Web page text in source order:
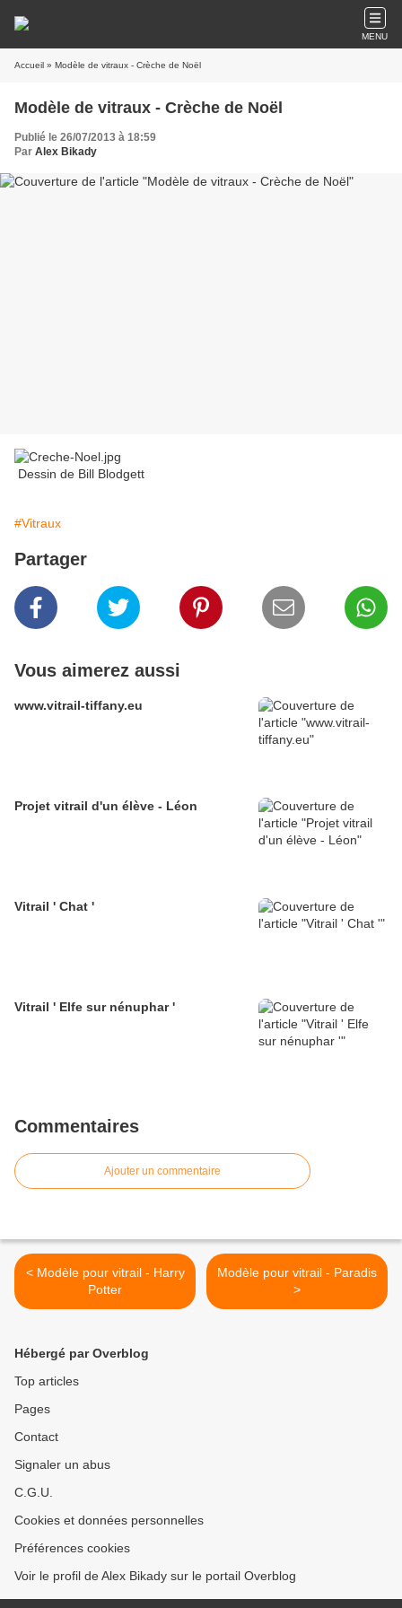
MENU
Accueil » Modèle de vitraux - Crèche de Noël
Modèle de vitraux - Crèche de Noël
Publié le 26/07/2013 à 18:59
Par Alex Bikady
Dessin de Bill Blodgett
#Vitraux
Partager
Vous aimerez aussi
www.vitrail-tiffany.eu
Projet vitrail d'un élève - Léon
Vitrail ' Chat '
Vitrail ' Elfe sur nénuphar '
Commentaires
Ajouter un commentaire
< Modèle pour vitrail - Harry
Potter
Modèle pour vitrail - Paradis
>
Hébergé par Overblog
Top articles
Pages
Contact
Signaler un abus
C.G.U.
Cookies et données personnelles
Préférences cookies
Voir le profil de Alex Bikady sur le portail Overblog